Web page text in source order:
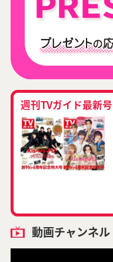
週刊TVガイド最新号
動画チャンネル